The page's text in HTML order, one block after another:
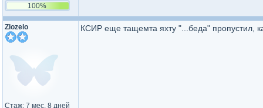
100%
Zlozelo
Стаж: 7 мес. 8 дней
КСИР еще тащемта яхту "...беда" пропустил,